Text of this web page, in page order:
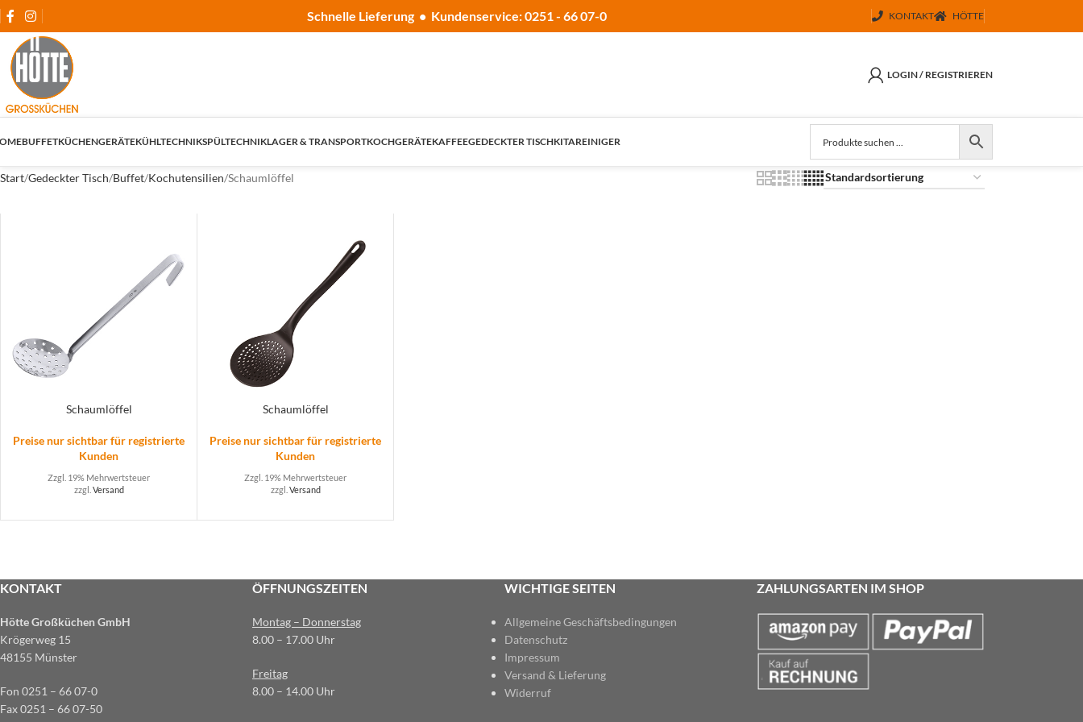
Schnelle Lieferung • Kundenservice: 0251 - 66 07-0 KONTAKT HÖTTE
LOGIN / REGISTRIEREN
BUFFETKÜCHENGERÄTEKÜHLTECHNIKSPÜLTECHNIKLAGER & TRANSPORTKOCHGERÄTEKAFFEEGEDECKTER TISCHKITAREINIGER
Start Gedeckter Tisch Buffet Kochutensilien Schaumlöffel
Schaumlöffel
Preise nur sichtbar für registrierte
Kunden
Zzgl. 19% Mehrwertsteuer
zzgl. Versand
Schaumlöffel
Preise nur sichtbar für registrierte
Kunden
Zzgl. 19% Mehrwertsteuer
zzgl. Versand
KONTAKT
Hötte Großküchen GmbH
Krögerweg 15
48155 Münster
Fon 0251 – 66 07-0
Fax 0251 – 66 07-50
ÖFFNUNGSZEITEN
Montag – Donnerstag
8.00 – 17.00 Uhr
Freitag
8.00 – 14.00 Uhr
WICHTIGE SEITEN
Allgemeine Geschäftsbedingungen
Datenschutz
Impressum
Versand & Lieferung
Widerruf
ZAHLUNGSARTEN IM SHOP